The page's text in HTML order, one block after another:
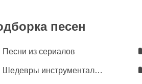
песен
Песни из сериалов
Шедевры инструментальной музыки